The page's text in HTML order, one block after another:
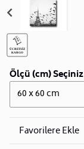
Ölçü (cm) Seçiniz
60 x 60 cm
Favorilere Ekle